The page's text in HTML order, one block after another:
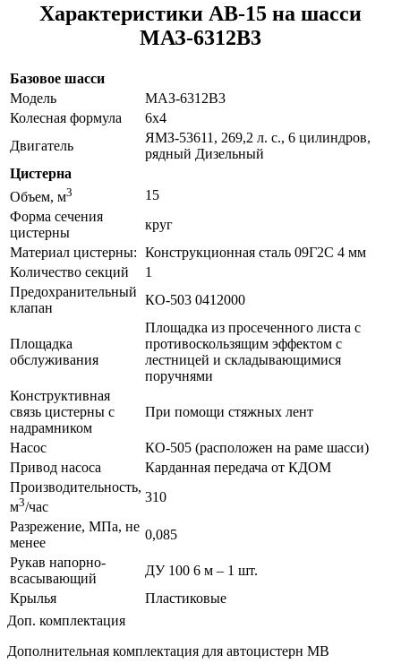
Характеристики АВ-15 на шасси
МАЗ-6312В3
Базовое шасси
Модель
МАЗ-6312В3
Колесная формула
6х4
Двигатель
ЯМЗ-53611, 269,2 л. с., 6 цилиндров,
рядный Дизельный
Цистерна
Объем, м3
15
Форма сечения
цистерны
круг
Материал цистерны: Конструкционная сталь 09Г2С 4 мм
Количество секций
1
Предохранительный
клапан
КО-503 0412000
Площадка
обслуживания
Площадка из просеченного листа с
противоскользящим эффектом с
лестницей и складывающимися
поручнями
Конструктивная
связь цистерны с
надрамником
При помощи стяжных лент
Насос
КО-505 (расположен на раме шасси)
Привод насоса
Карданная передача от КДОМ
Производительность,
м3/час
310
Разрежение, МПа, не
менее
0,085
Рукав напорно-
всасывающий
ДУ 100 6 м – 1 шт.
Крылья
Пластиковые
Доп. комплектация
Дополнительная комплектация для автоцистерн МВ